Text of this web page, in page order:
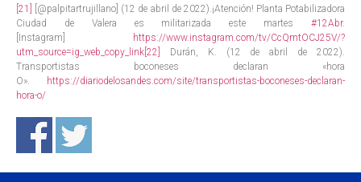
[21]
[@palpitartrujillano] (12 de abril de 2022).¡Atención! Planta Potabilizadora
Ciudad de Valera es militarizada este martes #12Abr.
[Instagram] https://www.instagram.com/tv/CcQmtOCJ25V/?
utm_source=ig_web_copy_link [22]
Durán, K. (12 de abril de 2022).
Transportistas boconeses declaran «hora
O». https://diariodelosandes.com/site/transportistas-boconeses-declaran-
hora-o/